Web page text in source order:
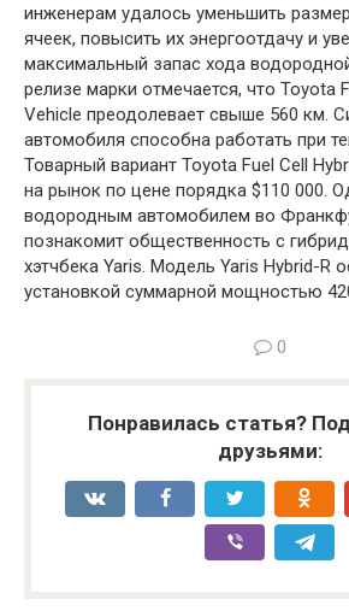
инженерам удалось уменьшить
ячеек, повысить их энергоотдачу и
максимальный запас хода
релизе марки отмечается, что Toyota
Vehicle преодолевает свыше 560 км.
автомобиля способна работать при
Товарный вариант Toyota Fuel Cell
на рынок по цене порядка $110 000.
водородным автомобилем во
познакомит общественность с
хэтчбека Yaris. Модель Yaris Hybrid-R
установкой суммарной мощностью
0
Понравилась статья?
друзьями: